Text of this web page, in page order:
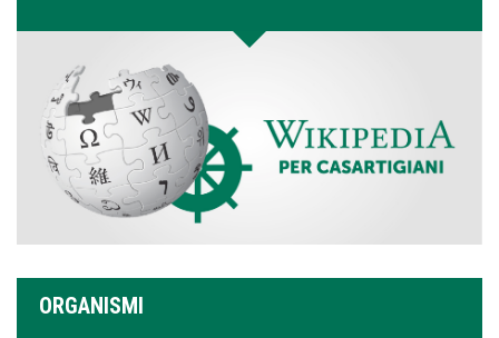
ORGANISMI